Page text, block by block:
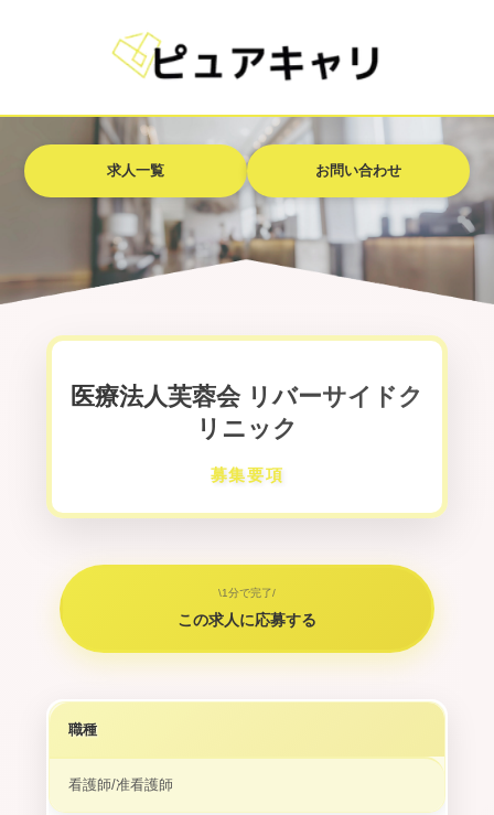
求人一覧 お問い合わせ
医療法人芙蓉会 リバーサイドク
リニック
募集要項
\1分で完了/
この求人に応募する
職種
看護師/准看護師